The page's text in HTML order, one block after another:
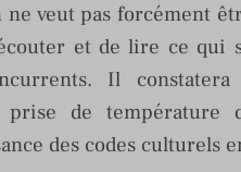
veut pas forcément
et de lire ce qui
Il
prise de température
des codes culturels